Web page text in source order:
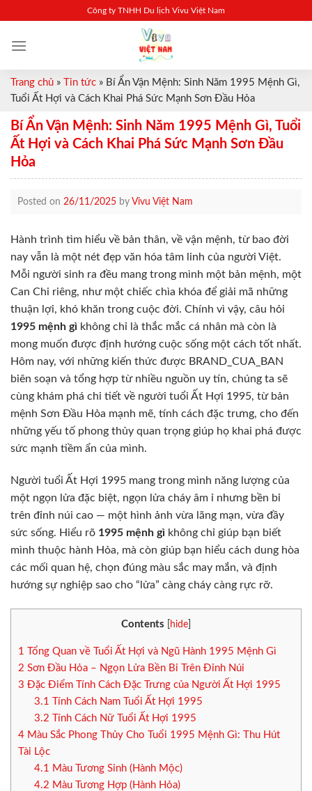
content
Công ty TNHH Du lịch Vivu Việt Nam
Trang chủ » Tin tức » Bí Ẩn Vận Mệnh: Sinh Năm 1995 Mệnh Gì,
Tuổi Ất Hợi và Cách Khai Phá Sức Mạnh Sơn Đầu Hỏa
Bí Ẩn Vận Mệnh: Sinh Năm 1995 Mệnh Gì, Tuổi
Ất Hợi và Cách Khai Phá Sức Mạnh Sơn Đầu
Hỏa
Posted on 26/11/2025 by Vivu Việt Nam
Hành trình tìm hiểu về bản thân, về vận mệnh, từ bao đời
nay vẫn là một nét đẹp văn hóa tâm linh của người Việt.
Mỗi người sinh ra đều mang trong mình một bản mệnh, một
Can Chi riêng, như một chiếc chìa khóa để giải mã những
thuận lợi, khó khăn trong cuộc đời. Chính vì vậy, câu hỏi
1995 mệnh gì không chỉ là thắc mắc cá nhân mà còn là
mong muốn được định hướng cuộc sống một cách tốt nhất.
Hôm nay, với những kiến thức được BRAND_CUA_BAN
biên soạn và tổng hợp từ nhiều nguồn uy tín, chúng ta sẽ
cùng khám phá chi tiết về người tuổi Ất Hợi 1995, từ bản
mệnh Sơn Đầu Hỏa mạnh mẽ, tính cách đặc trưng, cho đến
những yếu tố phong thủy quan trọng giúp họ khai phá được
sức mạnh tiềm ẩn của mình.
Người tuổi Ất Hợi 1995 mang trong mình năng lượng của
một ngọn lửa đặc biệt, ngọn lửa cháy âm ỉ nhưng bền bỉ
trên đỉnh núi cao — một hình ảnh vừa lãng mạn, vừa đầy
sức sống. Hiểu rõ 1995 mệnh gì không chỉ giúp bạn biết
mình thuộc hành Hỏa, mà còn giúp bạn hiểu cách dung hòa
các mối quan hệ, chọn đúng màu sắc may mắn, và định
hướng sự nghiệp sao cho “lửa” càng cháy càng rực rỡ.
Contents hide
1
Tổng Quan về Tuổi Ất Hợi và Ngũ Hành 1995 Mệnh Gì
2 Sơn Đầu Hỏa – Ngọn Lửa Bền Bỉ Trên Đỉnh Núi
3 Đặc Điểm Tính Cách Đặc Trưng của Người Ất Hợi 1995
3.1
Tính Cách Nam Tuổi Ất Hợi 1995
3.2 Tính Cách Nữ Tuổi Ất Hợi 1995
4 Màu Sắc Phong Thủy Cho Tuổi 1995 Mệnh Gì: Thu Hút
Tài Lộc
4.1
Màu Tương Sinh (Hành Mộc)
4.2 Màu Tương Hợp (Hành Hỏa)